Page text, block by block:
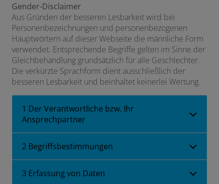
Gender-Disclaimer
Aus Gründen der besseren Lesbarkeit wird bei
Personenbezeichnungen und personenbezogenen
Hauptwörtern auf dieser Webseite die männliche Form
verwendet. Entsprechende Begriffe gelten im Sinne der
Gleichbehandlung grundsätzlich für alle Geschlechter.
Die verkürzte Sprachform dient ausschließlich der
besseren Lesbarkeit und beinhaltet keinerlei Wertung.
1 Der Verantwortliche bzw. Ihr
Ansprechpartner
2 Begriffsbestimmungen
3 Erfassung von Daten